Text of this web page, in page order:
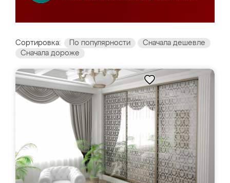
Сортировка: По популярности
Сначала дешевле
Сначала дороже